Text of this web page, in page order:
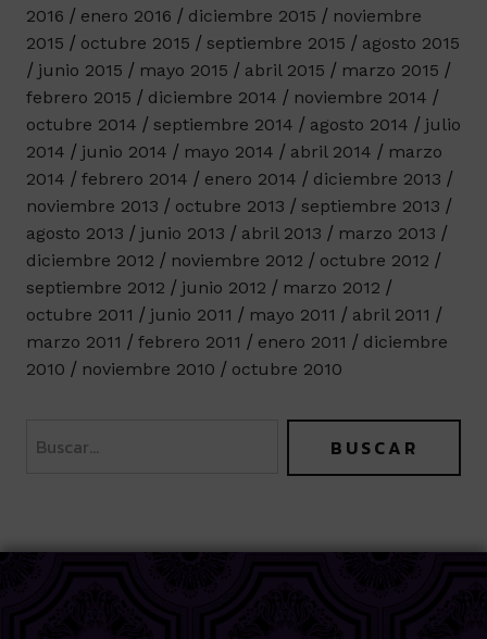
2016
enero 2016 diciembre 2015
noviembre
2015
octubre 2015 septiembre 2015
agosto 2015
junio 2015
mayo 2015 abril 2015
marzo 2015
febrero 2015
diciembre 2014
noviembre 2014
octubre 2014
septiembre 2014 agosto 2014
julio
2014
junio 2014 mayo 2014 abril 2014
marzo
2014
febrero 2014 enero 2014
diciembre 2013
noviembre 2013
octubre 2013
septiembre 2013
agosto 2013
junio 2013 abril 2013
marzo 2013
diciembre 2012
noviembre 2012
octubre 2012
septiembre 2012
junio 2012
marzo 2012
octubre 2011
junio 2011 mayo 2011
abril 2011
marzo 2011
febrero 2011 enero 2011
diciembre
2010
noviembre 2010 octubre 2010